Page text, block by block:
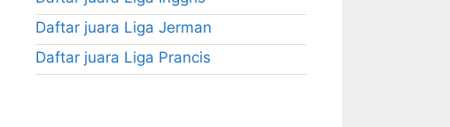
Daftar juara Liga Jerman
Daftar juara Liga Prancis